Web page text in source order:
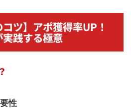
コツ】アポ獲得率UP！
実践する極意
性